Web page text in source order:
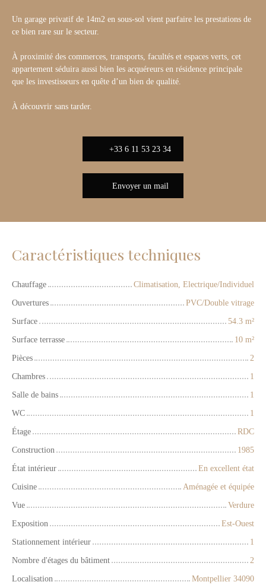
Un garage privatif de 14m2 en sous-sol vient parfaire les prestations de
ce bien rare sur le secteur.
À proximité des commerces, transports, facultés et espaces verts, cet
appartement séduira aussi bien les acquéreurs en résidence principale
que les investisseurs en quête d’un bien de qualité.
À découvrir sans tarder.
+33 6 11 53 23 34
Envoyer un mail
Caractéristiques techniques
Chauffage
Climatisation, Electrique/Individuel
Ouvertures
PVC/Double vitrage
Surface
54.3 m²
Surface terrasse
10 m²
Pièces
2
Chambres
1
Salle de bains
1
WC
1
Étage
RDC
Construction
1985
État intérieur
En excellent état
Cuisine
Aménagée et équipée
Vue
Verdure
Exposition
Est-Ouest
Stationnement intérieur
1
Nombre d'étages du bâtiment
2
Localisation
Montpellier 34090